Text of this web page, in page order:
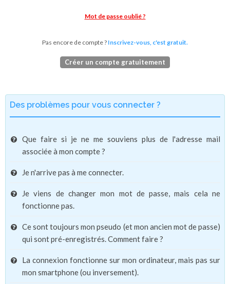
Mot de passe oublié ?
Pas encore de compte ? Inscrivez-vous, c'est gratuit.
Créer un compte gratuitement
Des problèmes pour vous connecter ?
Que faire si je ne me souviens plus de l'adresse mail
associée à mon compte ?
Je n'arrive pas à me connecter.
Je viens de changer mon mot de passe, mais cela ne
fonctionne pas.
Ce sont toujours mon pseudo (et mon ancien mot de passe)
qui sont pré-enregistrés. Comment faire ?
La connexion fonctionne sur mon ordinateur, mais pas sur
mon smartphone (ou inversement).